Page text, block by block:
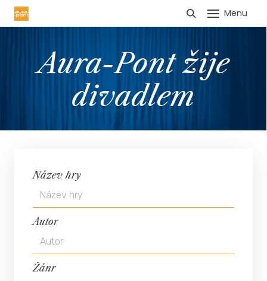
Menu
Aura-Pont žije
divadlem
Název hry
Autor
Žánr